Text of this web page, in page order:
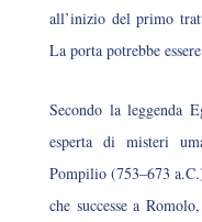
all’inizio del primo
La porta potrebbe
Secondo la leggenda
esperta di misteri
Pompilio (753–673
che successe a